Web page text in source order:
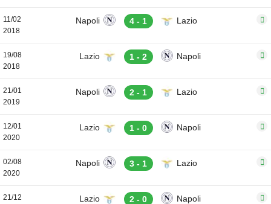
11/02
2018
Napoli 4 - 1 Lazio
19/08
2018
Lazio 1 - 2 Napoli
21/01
2019
Napoli 2 - 1 Lazio
12/01
2020
Lazio 1 - 0 Napoli
02/08
2020
Napoli 3 - 1 Lazio
21/12
Lazio 2 - 0 Napoli